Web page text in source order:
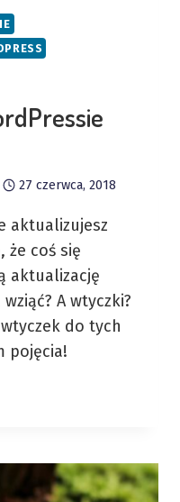
27 czerwca, 2018
aktualizujesz
że coś się
aktualizację
A wtyczki?
do tych
pojęcia!